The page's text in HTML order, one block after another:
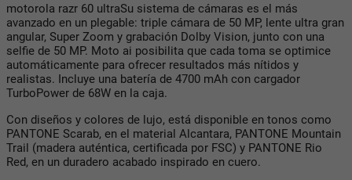
motorola razr 60 ultraSu sistema de cámaras es el más
avanzado en un plegable: triple cámara de 50 MP, lente ultra gran
angular, Super Zoom y grabación Dolby Vision, junto con una
selfie de 50 MP. Moto ai posibilita que cada toma se optimice
automáticamente para ofrecer resultados más nítidos y
realistas. Incluye una batería de 4700 mAh con cargador
TurboPower de 68W en la caja.
Con diseños y colores de lujo, está disponible en tonos como
PANTONE Scarab, en el material Alcantara, PANTONE Mountain
Trail (madera auténtica, certificada por FSC) y PANTONE Rio
Red, en un duradero acabado inspirado en cuero.